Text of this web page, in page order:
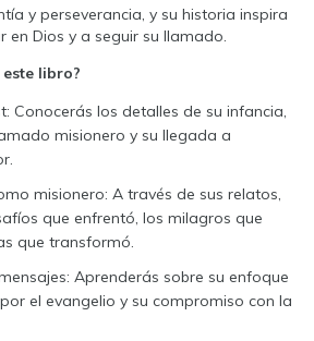
y perseverancia, y su historia inspira
en Dios y a seguir su llamado.
libro?
Conocerás los detalles de su infancia,
misionero y su llegada a
misionero: A través de sus relatos,
que enfrentó, los milagros que
que transformó.
Aprenderás sobre su enfoque
el evangelio y su compromiso con la